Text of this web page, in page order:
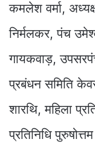
कमलेश वर्मा,
निर्मलकर, पंच
गायकवाड़,
प्रबंधन समिति
शारथि, महिला
प्रतिनिधि